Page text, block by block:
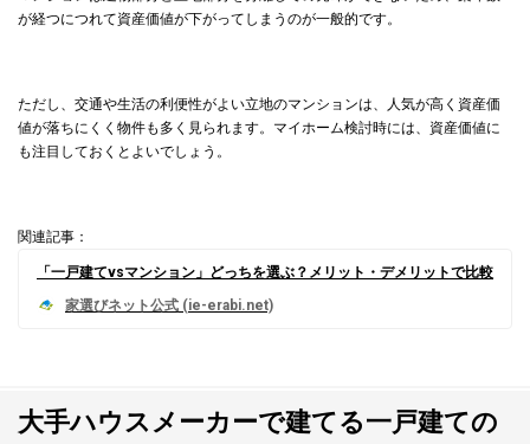
が経つにつれて資産価値が下がってしまうのが一般的です。
ただし、交通や生活の利便性がよい立地のマンションは、人気が高く資産価
値が落ちにくく物件も多く見られます。マイホーム検討時には、資産価値に
も注目しておくとよいでしょう。
関連記事：
「一戸建てvsマンション」どっちを選ぶ？メリット・デメリットで比較
大手ハウスメーカーで建てる一戸建ての